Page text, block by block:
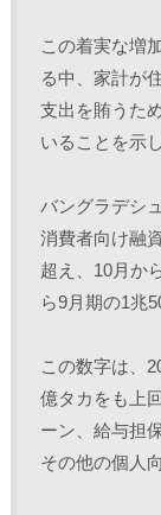
新
い
ウ
ィ
ン
ド
ウ
ま
す
)
ッ
し
て
く
だ
さ
い
い
ウ
ィ
ン
ド
ウ
開
)
この着実な増
る中、家計が
支出を賄うた
いることを示
バングラデシ
消費者向け融
超え、10月か
ら9月期の1兆
この数字は、
億タカをも上
ーン、給与担
その他の個人